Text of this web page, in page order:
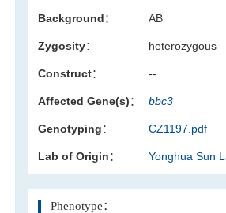
Background： AB
Zygosity： heterozygous
Construct： --
Affected Gene(s)： bbc3
Genotyping： CZ1197.pdf
Lab of Origin： Yonghua Sun
Phenotype：